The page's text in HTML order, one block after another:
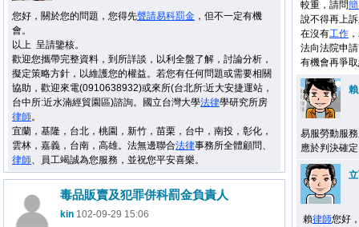
您好，關於您的問題，您得先聲請易科罰金 ，但不一定有機
會。
以上 呈請鑒核。
歡迎您攜帶完整資料，到所詳談，以利全盤了解，討論分析，
擬定策略方針，以維護您的權益。若您有任何問題或需要相關
協助，歡迎來電(0910638932)或來所(台北所:近大安捷運站，
台中所:近水湳經貿園區)諮詢。國立台灣大學法律學研究所房
律師。
宜蘭，基隆，台北，桃園，新竹，苗栗，台中，南投，彰化，
雲林，嘉義，台南，高雄。法無邊聯合法律事務所全體顧問、
律師、員工竭誠為您服務，並祝您平安喜樂。
較重，請問
說不得再上
在沒有工作
法向法院申
有機會再爭取
易服勞動服
應於判決確
賴律師您好
毒品販賣及犯罪併科罰金負責人
kin 102-09-29 15:06